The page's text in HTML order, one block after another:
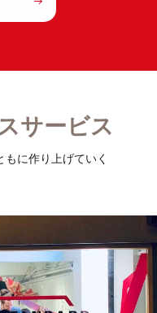
サービス
に作り上げていく